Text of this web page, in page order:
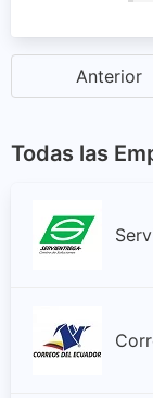
Anterior
Todas las